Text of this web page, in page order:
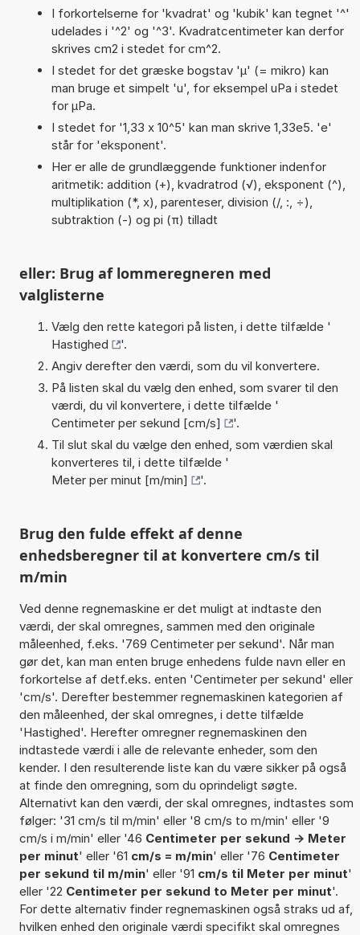
I forkortelserne for 'kvadrat' og 'kubik' kan tegnet '^'
udelades i '^2' og '^3'. Kvadratcentimeter kan derfor
skrives cm2 i stedet for cm^2.
I stedet for det græske bogstav 'µ' (= mikro) kan
man bruge et simpelt 'u', for eksempel uPa i stedet
for µPa.
I stedet for '1,33 x 10^5' kan man skrive 1,33e5. 'e'
står for 'eksponent'.
Her er alle de grundlæggende funktioner indenfor
aritmetik: addition (+), kvadratrod (√), eksponent (^),
multiplikation (*, x), parenteser, division (/, :, ÷),
subtraktion (-) og pi (π) tilladt
eller: Brug af lommeregneren med
valglisterne
Vælg den rette kategori på listen, i dette tilfælde '
Hastighed
'.
Angiv derefter den værdi, som du vil konvertere.
På listen skal du vælg den enhed, som svarer til den
værdi, du vil konvertere, i dette tilfælde '
Centimeter per sekund [cm/s]
'.
Til slut skal du vælge den enhed, som værdien skal
konverteres til, i dette tilfælde '
Meter per minut [m/min]
'.
Brug den fulde effekt af denne
enhedsberegner til at konvertere cm/s til
m/min
Ved denne regnemaskine er det muligt at indtaste den
værdi, der skal omregnes, sammen med den originale
måleenhed, f.eks. '769 Centimeter per sekund'. Når man
gør det, kan man enten bruge enhedens fulde navn eller en
forkortelse af detf.eks. enten 'Centimeter per sekund' eller
'cm/s'. Derefter bestemmer regnemaskinen kategorien af
den måleenhed, der skal omregnes, i dette tilfælde
'Hastighed'. Herefter omregner regnemaskinen den
indtastede værdi i alle de relevante enheder, som den
kender. I den resulterende liste kan du være sikker på også
at finde den omregning, som du oprindeligt søgte.
Alternativt kan den værdi, der skal omregnes, indtastes som
følger: '31 cm/s til m/min' eller '8 cm/s to m/min' eller '9
cm/s i m/min' eller '46 Centimeter per sekund -> Meter
per minut' eller '61 cm/s = m/min' eller '76 Centimeter
per sekund til m/min' eller '91 cm/s til Meter per minut'
eller '22 Centimeter per sekund to Meter per minut'.
For dette alternativ finder regnemaskinen også straks ud af,
hvilken enhed den originale værdi specifikt skal omregnes